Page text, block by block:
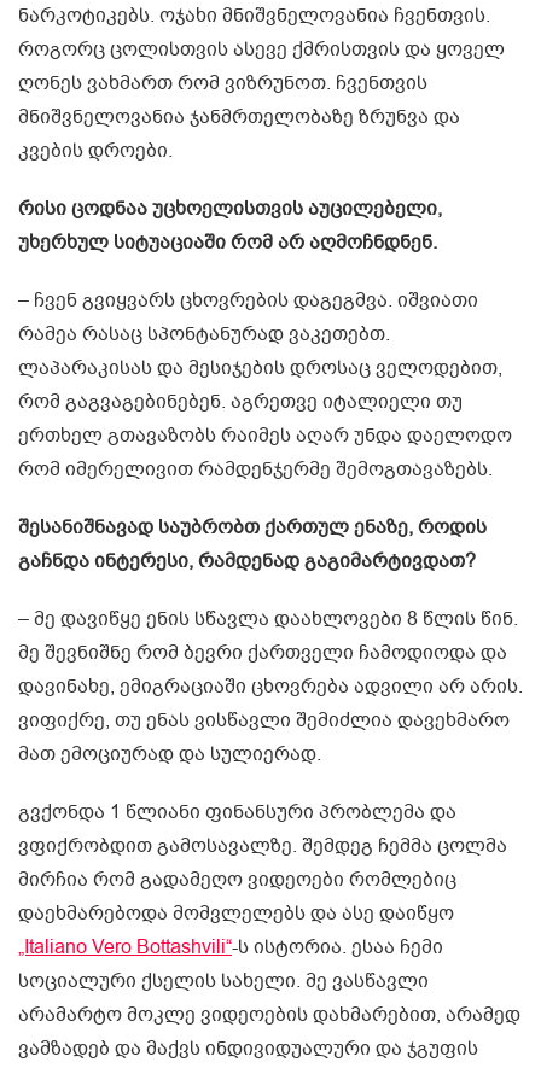
ნარკოტიკებს. ოჯახი მნიშვნელოვანია ჩვენთვის.
როგორც ცოლისთვის ასევე ქმრისთვის და ყოველ
ღონეს ვახმართ რომ ვიზრუნოთ. ჩვენთვის
მნიშვნელოვანია ჯანმრთელობაზე ზრუნვა და
კვების დროები.
რისი ცოდნაა უცხოელისთვის აუცილებელი,
უხერხულ სიტუაციაში რომ არ აღმოჩნდნენ.
– ჩვენ გვიყვარს ცხოვრების დაგეგმვა. იშვიათი
რამეა რასაც სპონტანურად ვაკეთებთ.
ლაპარაკისას და მესიჯების დროსაც ველოდებით,
რომ გაგვაგებინებენ. აგრეთვე იტალიელი თუ
ერთხელ გთავაზობს რაიმეს აღარ უნდა დაელოდო
რომ იმერელივით რამდენჯერმე შემოგთავაზებს.
შესანიშნავად საუბრობთ ქართულ ენაზე, როდის
გაჩნდა ინტერესი, რამდენად გაგიმარტივდათ?
– მე დავიწყე ენის სწავლა დაახლოვები 8 წლის წინ.
მე შევნიშნე რომ ბევრი ქართველი ჩამოდიოდა და
დავინახე, ემიგრაციაში ცხოვრება ადვილი არ არის.
ვიფიქრე, თუ ენას ვისწავლი შემიძლია დავეხმარო
მათ ემოციურად და სულიერად.
გვქონდა 1 წლიანი ფინანსური პრობლემა და
ვფიქრობდით გამოსავალზე. შემდეგ ჩემმა ცოლმა
მირჩია რომ გადამეღო ვიდეოები რომლებიც
დაეხმარებოდა მომვლელებს და ასე დაიწყო
„Italiano Vero Bottashvili“-ს ისტორია. ესაა ჩემი
სოციალური ქსელის სახელი. მე ვასწავლი
არამარტო მოკლე ვიდეოების დახმარებით, არამედ
ვამზადებ და მაქვს ინდივიდუალური და ჯგუფის